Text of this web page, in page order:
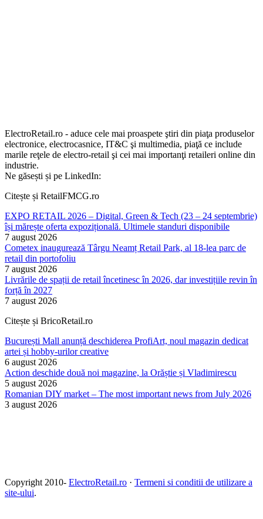
ElectroRetail.ro - aduce cele mai proaspete ştiri din piaţa produselor
electronice, electrocasnice, IT&C şi multimedia, piaţă ce include
marile reţele de electro-retail şi cei mai importanţi retaileri online din
industrie.
Ne găsești și pe LinkedIn:
Citește și RetailFMCG.ro
EXPO RETAIL 2026 – Digital, Green & Tech (23 – 24 septembrie)
își mărește oferta expozițională. Ultimele standuri disponibile
7 august 2026
Cometex inaugurează Târgu Neamț Retail Park, al 18-lea parc de
retail din portofoliu
7 august 2026
Livrările de spații de retail încetinesc în 2026, dar investițiile revin în
forță în 2027
7 august 2026
Citește și BricoRetail.ro
București Mall anunță deschiderea ProfiArt, noul magazin dedicat
artei și hobby-urilor creative
6 august 2026
Action deschide două noi magazine, la Orăștie și Vladimirescu
5 august 2026
Romanian DIY market – The most important news from July 2026
3 august 2026
Copyright 2010- ElectroRetail.ro · Termeni si conditii de utilizare a
site-ului.